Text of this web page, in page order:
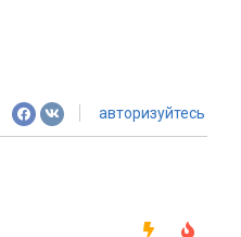
авторизуйтесь